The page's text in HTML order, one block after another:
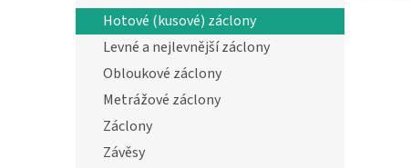
r
a
Hotové (kusové) záclony
Levné a nejlevnější záclony
Obloukové záclony
Metrážové záclony
Záclony
Závěsy